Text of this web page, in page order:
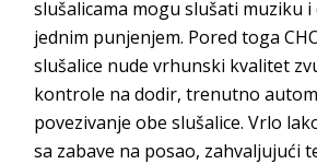
slušalicama mogu slušati muziku i
jednim punjenjem. Pored toga
slušalice nude vrhunski kvalitet
kontrole na dodir, trenutno
povezivanje obe slušalice. Vrlo
sa zabave na posao, zahvaljujući